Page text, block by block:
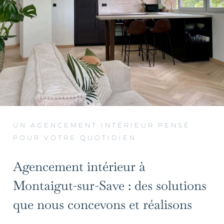
UN AGENCEMENT INTÉRIEUR PENSÉ
POUR VOTRE QUOTIDIEN
Agencement intérieur à
Montaigut-sur-Save : des solutions
que nous concevons et réalisons